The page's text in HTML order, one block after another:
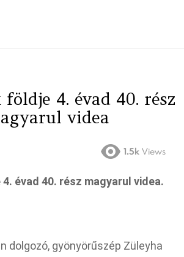
földje 4. évad 40. rész
videa
1.5k Views
évad 40. rész magyarul videa.
dolgozó, gyönyörűszép Züleyha